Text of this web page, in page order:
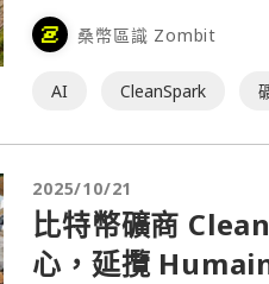
桑幣區識 Zombit
AI CleanSpark
2025/10/21
比特幣礦商
心，延攬